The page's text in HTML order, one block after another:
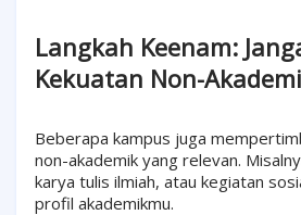
Langkah Keenam:
Kekuatan Non-
Beberapa kampus juga
non-akademik yang relevan.
karya tulis ilmiah, atau kegiatan
profil akademikmu.